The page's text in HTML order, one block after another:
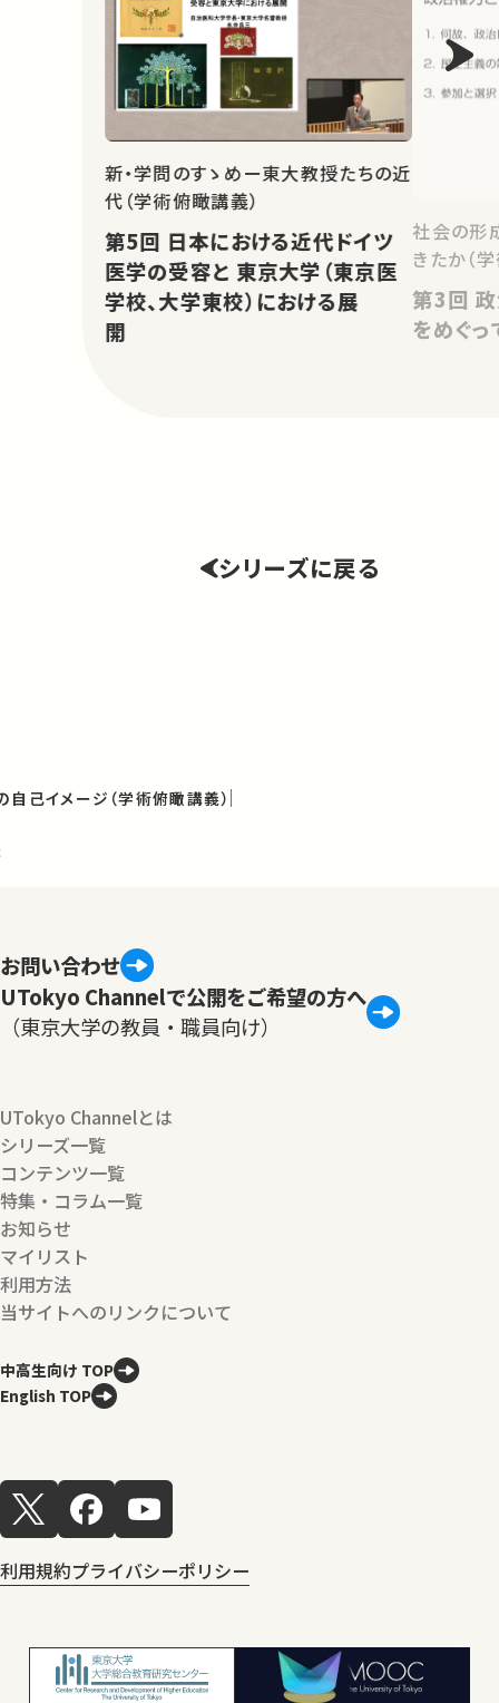
新・学問のすゝめー東大教授たちの近
代（学術俯瞰講義）
第5回 日本における近代ドイツ
医学の受容と 東京大学（東京医
学校、大学東校）における展
開
社会の形
きたか（
第3回 政治権力と参加――民主主義
をめぐっ
シリーズに戻る
己イメージ（学術俯瞰講義）
お問い合わせ
UTokyo Channelで公開をご希望の方へ
（東京大学の教員・職員向け）
UTokyo Channelとは
シリーズ一覧
コンテンツ一覧
特集・コラム一覧
お知らせ
マイリスト
利用方法
当サイトへのリンクについて
中高生向け TOP
English TOP
利用規約プライバシーポリシー